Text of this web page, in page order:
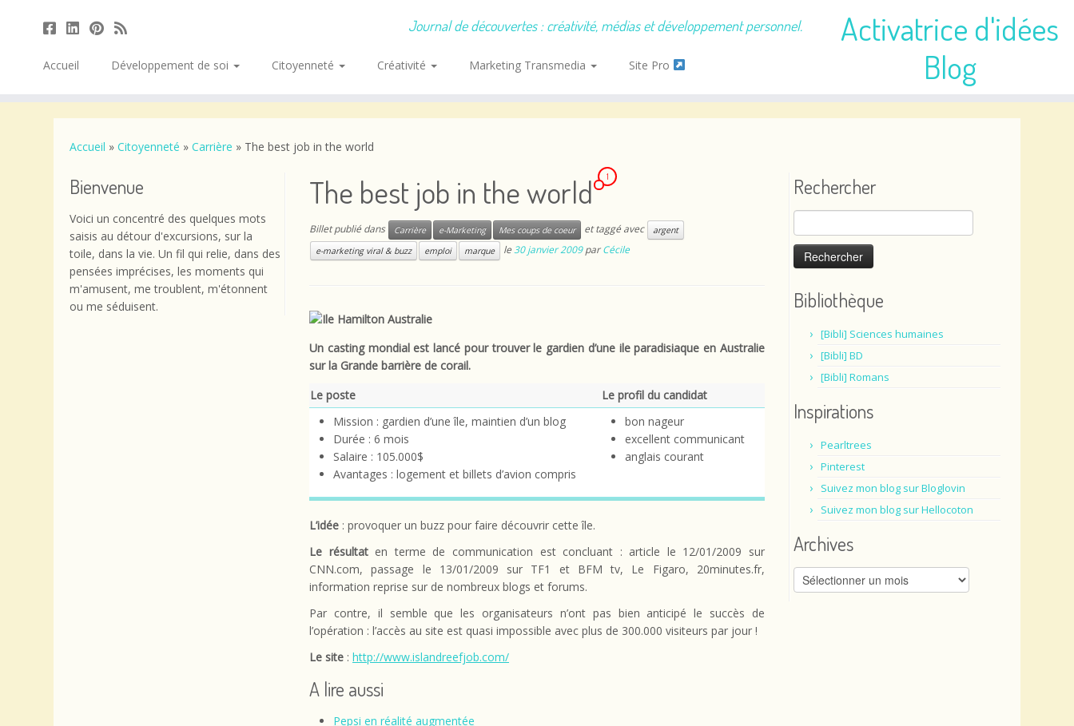
Activatrice d'idées
Blog
Journal de découvertes : créativité, médias et développement personnel.
Accueil Développement de soi Citoyenneté Créativité Marketing Transmedia Site Pro
Accueil » Citoyenneté » Carrière » The best job in the world
Bienvenue
Voici un concentré des quelques mots
saisis au détour d'excursions, sur la
toile, dans la vie. Un fil qui relie, dans des
pensées imprécises, les moments qui
m'amusent, me troublent, m'étonnent
ou me séduisent.
The best job in the world 1
Billet publié dans Carrière e-Marketing Mes coups de coeur et taggé avec
argent
e-marketing viral & buzz
emploi marque le30 janvier 2009 parCécile
Un casting mondial est lancé pour trouver le gardien d’une ile paradisiaque en Australie
sur la Grande barrière de corail.
Le poste
Le profil du candidat
Mission : gardien d’une île, maintien d’un blog
Durée : 6 mois
Salaire : 105.000$
Avantages : logement et billets d’avion compris
bon nageur
excellent communicant
anglais courant
L’idée : provoquer un buzz pour faire découvrir cette île.
Le résultaten terme de communication est concluant : article le 12/01/2009 sur
CNN.com, passage le 13/01/2009 sur TF1 et BFM tv, Le Figaro, 20minutes.fr,
information reprise sur de nombreux blogs et forums.
Par contre, il semble que les organisateurs n’ont pas bien anticipé le succès de
l’opération : l’accès au site est quasi impossible avec plus de 300.000 visiteurs par jour !
Le site : http://www.islandreefjob.com/
A lire aussi
Pepsi en réalité augmentée
Rechercher
Rechercher :
Bibliothèque
[Bibli] Sciences humaines
[Bibli] BD
[Bibli] Romans
Inspirations
Pearltrees
Pinterest
Suivez mon blog sur Bloglovin
Suivez mon blog sur Hellocoton
Archives
Archives